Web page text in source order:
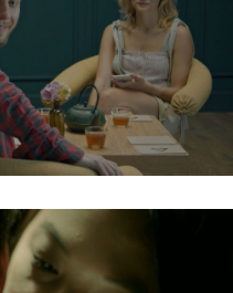
TRIANGLE